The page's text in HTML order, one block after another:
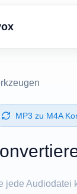
⁦MP3⁩ zu ⁦M4A⁩
jede Audiodatei